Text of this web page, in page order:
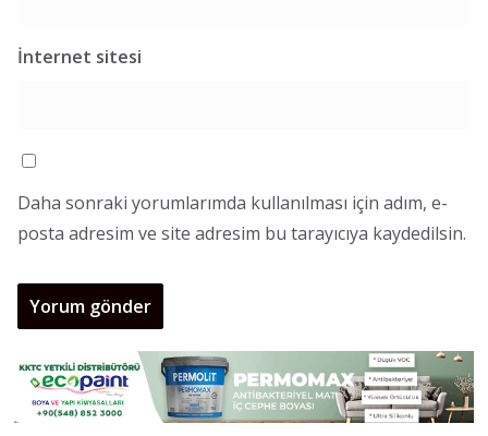
İnternet sitesi
Daha sonraki yorumlarımda kullanılması için adım, e-
posta adresim ve site adresim bu tarayıcıya kaydedilsin.